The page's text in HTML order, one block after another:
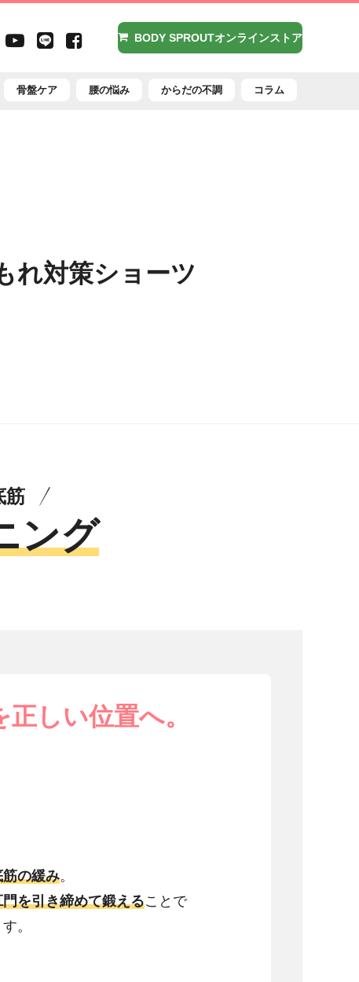
X（旧
Twitter）
Youtube
LINE FacebookBODY SPROUTオンラインストア
骨盤ケア 腰の悩み からだの不調 コラム
れ対策ショーツ
筋
ング
正しい位置へ。
の緩み。
を引き締めて鍛えることで
。